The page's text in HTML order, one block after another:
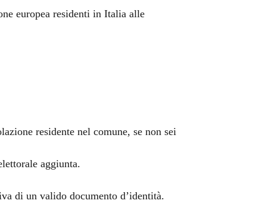
europea residenti in Italia alle
residente nel comune, se non sei
aggiunta.
di un valido documento d’identità.